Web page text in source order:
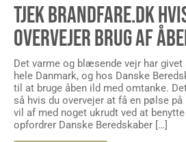
TJEK BRANDFARE.DK
OVERVEJER BRUG AF
Det varme og blæsende vejr har
hele Danmark, og hos Danske
til at bruge åben ild med omtanke.
så hvis du overvejer at få en pølse
vil af med noget ukrudt ved at
opfordrer Danske Beredskaber […]